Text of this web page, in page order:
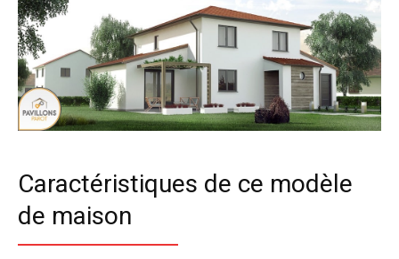
Caractéristiques de ce modèle
de maison